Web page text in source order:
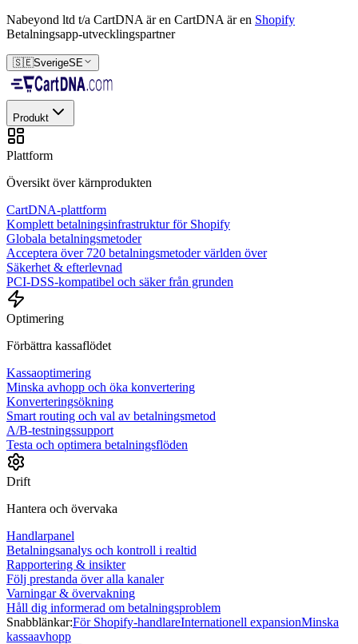
Nabeyond ltd t/a CartDNA är en CartDNA är en Shopify
Betalningsapp-utvecklingspartner
🇸🇪SverigeSE
Produkt
Plattform
Översikt över kärnprodukten
CartDNA-plattform
Komplett betalningsinfrastruktur för Shopify
Globala betalningsmetoder
Acceptera över 720 betalningsmetoder världen över
Säkerhet & efterlevnad
PCI-DSS-kompatibel och säker från grunden
Optimering
Förbättra kassaflödet
Kassaoptimering
Minska avhopp och öka konvertering
Konverteringsökning
Smart routing och val av betalningsmetod
A/B-testningssupport
Testa och optimera betalningsflöden
Drift
Hantera och övervaka
Handlarpanel
Betalningsanalys och kontroll i realtid
Rapportering & insikter
Följ prestanda över alla kanaler
Varningar & övervakning
Håll dig informerad om betalningsproblem
Snabblänkar:För Shopify-handlareInternationell expansionMinska
kassaavhopp